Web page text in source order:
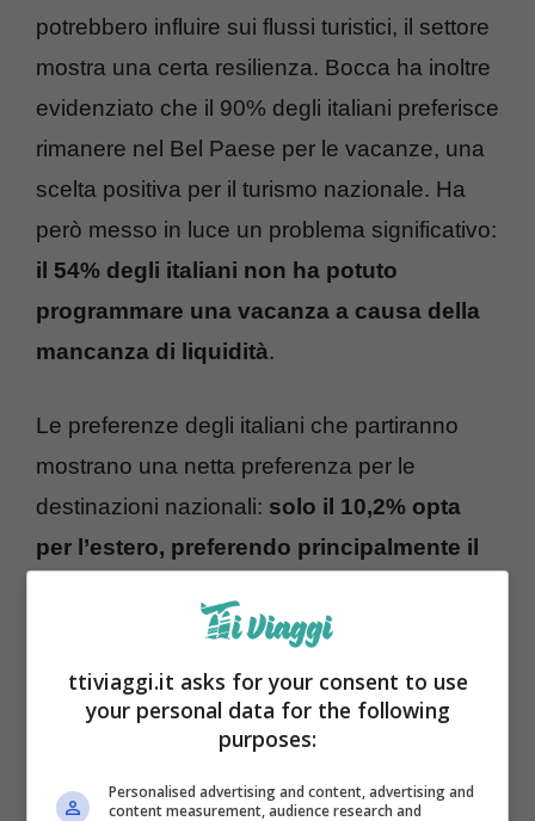
potrebbero influire sui flussi turistici, il settore
mostra una certa resilienza. Bocca ha inoltre
evidenziato che il 90% degli italiani preferisce
rimanere nel Bel Paese per le vacanze, una
scelta positiva per il turismo nazionale. Ha
però messo in luce un problema significativo:
il 54% degli italiani non ha potuto
programmare una vacanza a causa della
mancanza di liquidità.
Le preferenze degli italiani che partiranno
mostrano una netta preferenza per le
destinazioni nazionali: solo il 10,2% opta
per l’estero, preferendo principalmente il
europee e le crociere. Tra le regioni italiane
più popolari ci sono Toscana, Emilia-
Romagna, Sicilia, Puglia, Campania, Trentino
Alto Adige e Sardegna. Il mare rimane la
destinazione più scelta, seguito da
ttiviaggi.it asks for your consent to use
your personal data for the following
purposes:
Personalised advertising and content, advertising and
content measurement, audience research and